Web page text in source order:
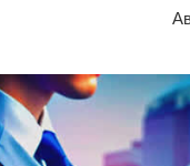
ПРИ
ПОКУПКЕ